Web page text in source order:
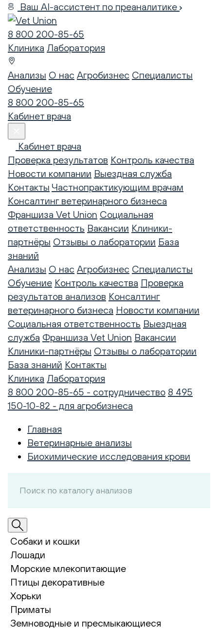
Ваш AI-ассистент по преаналитике
8 800 200-85-65
Клиника Лаборатория
Анализы О нас Агробизнес Специалисты
Обучение
8 800 200-85-65
Кабинет врача
Кабинет врача
Проверка результатов Контроль качества
Новости компании Выездная служба
Контакты Частнопрактикующим врачам
Консалтинг ветеринарного бизнеса
Франшиза Vet Union Социальная
ответственность Вакансии Клиники-
партнёры Отзывы о лаборатории База
знаний
Анализы О нас Агробизнес Специалисты
Обучение Контроль качества Проверка
результатов анализов Консалтинг
ветеринарного бизнеса Новости компании
Социальная ответственность Выездная
служба Франшиза Vet Union Вакансии
Клиники-партнёры Отзывы о лаборатории
База знаний Контакты
Клиника Лаборатория
8 800 200-85-65 - сотрудничество 8 495
150-10-82 - для агробизнеса
Главная
Ветеринарные анализы
Биохимические исследования крови
Собаки и кошки
Лошади
Морские млекопитающие
Птицы декоративные
Хорьки
Приматы
Земноводные и пресмыкающиеся